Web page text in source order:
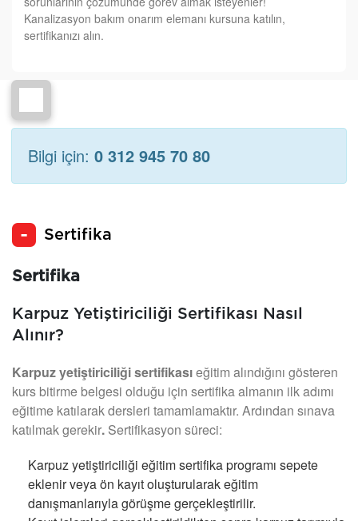
Kanalizasyon bakım onarım elemanı kursuna katılın,
sertifikanızı alın.
Bilgi için: 0 312 945 70 80
Sertifika
Sertifika
Karpuz Yetiştiriciliği Sertifikası Nasıl
Alınır?
Karpuz yetiştiriciliği sertifikasıeğitim alındığını gösteren
kurs bitirme belgesi olduğu için sertifika almanın ilk adımı
eğitime katılarak dersleri tamamlamaktır. Ardından sınava
katılmak gerekir. Sertifikasyon süreci:
Karpuz yetiştiriciliği eğitim sertifika programı sepete
eklenir veya ön kayıt oluşturularak eğitim
danışmanlarıyla görüşme gerçekleştirilir.